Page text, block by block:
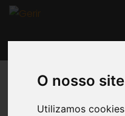
O nosso
Utilizamos